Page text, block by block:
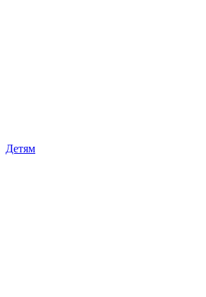
Детям